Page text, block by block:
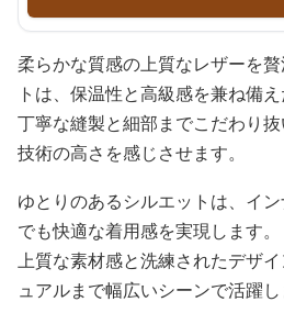
柔らかな質感の上質なレザーを
トは、保温性と高級感を兼ね備え
丁寧な縫製と細部までこだわり
技術の高さを感じさせます。
ゆとりのあるシルエットは、イ
でも快適な着用感を実現します。
上質な素材感と洗練されたデザ
ュアルまで幅広いシーンで活躍し